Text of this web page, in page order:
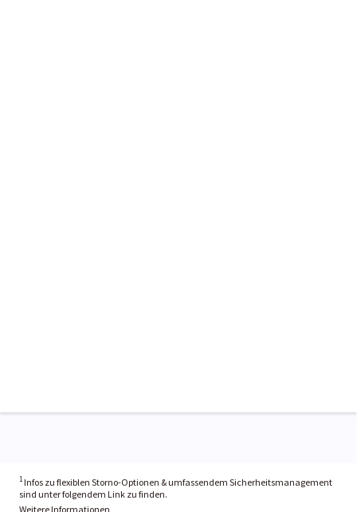
1 Infos zu flexiblen Storno-Optionen & umfassendem Sicherheitsmanagement
sind unter folgendem Link zu finden.
Weitere Informationen